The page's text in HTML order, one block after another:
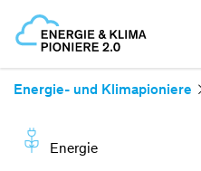
Energie- und Klimapioniere
Energie